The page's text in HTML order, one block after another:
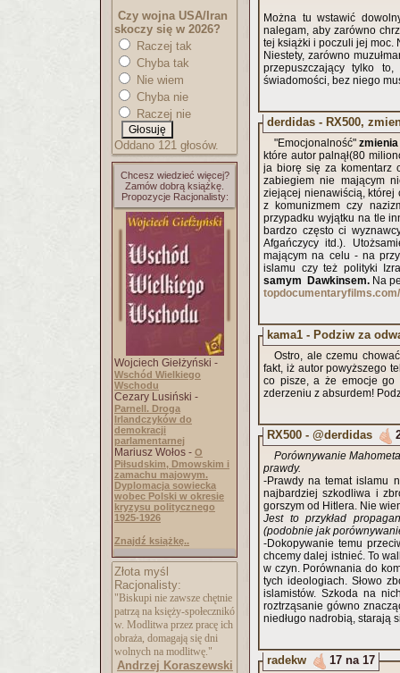
Czy wojna USA/Iran
skoczy się w 2026?
Raczej tak
Chyba tak
Nie wiem
Chyba nie
Raczej nie
Oddano 121 głosów.
Chcesz wiedzieć więcej?
Zamów dobrą książkę.
Propozycje Racjonalisty:
Wojciech Giełżyński -
Wschód Wielkiego
Wschodu
Cezary Lusiński -
Parnell. Droga
Irlandczyków do
demokracji
parlamentarnej
Mariusz Wołos - O
Piłsudskim, Dmowskim i
zamachu majowym.
Dyplomacja sowiecka
wobec Polski w okresie
kryzysu politycznego
1925-1926
Znajdź książkę..
Złota myśl
Racjonalisty:
"Biskupi nie zawsze chętnie
patrzą na księży-społecznikó
w. Modlitwa przez pracę ich
obraża, domagają się dni
wolnych na modlitwę."
Andrzej Koraszewski
Można tu wstawić
nalegam, aby zarówno
tej książki i poczuli jej moc.
Niestety, zarówno
przepuszczający tylko
świadomości, bez niego
derdidas - RX500,
"Emocjonalność"
które autor palnął(80
ja biorę się za komentarz
zabiegiem nie mającym
ziejącej nienawiścią,
z komunizmem czy
przypadku wyjątku na tle
bardzo często ci
Afgańczycy itd.).
mającym na celu - na
islamu czy też polityki
samym Dawkinsem. Na
kama1 - Podziw za
Ostro, ale czemu
fakt, iż autor powyższego
co pisze, a że emocje go
zderzeniu z absurdem!
RX500 - @derdidas
Porównywanie
prawdy.
-Prawdy na temat islamu
najbardziej szkodliwa i
gorszym od Hitlera. Nie
Jest to przykład
(podobnie jak
-Dokopywanie temu
chcemy dalej istnieć. To
w czyn. Porównania do
tych ideologiach. Słowo
islamistów. Szkoda na
roztrząsanie gówno
niedługo nadrobią, starają
radekw 17 na 17